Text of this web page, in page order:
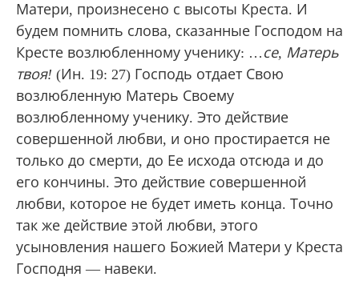
Матери, произнесено с высоты Креста. И
будем помнить слова, сказанные Господом на
Кресте возлюбленному ученику: … се, Матерь
твоя! (Ин. 19: 27) Господь отдает Свою
возлюбленную Матерь Своему
возлюбленному ученику. Это действие
совершенной любви, и оно простирается не
только до смерти, до Ее исхода отсюда и до
его кончины. Это действие совершенной
любви, которое не будет иметь конца. Точно
так же действие этой любви, этого
усыновления нашего Божией Матери у Креста
Господня — навеки.